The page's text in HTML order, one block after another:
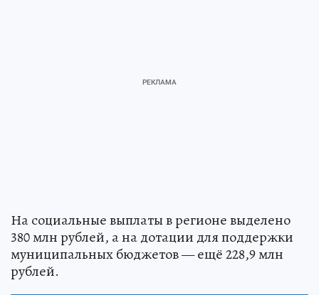
На социальные выплаты в регионе выделено
380 млн рублей, а на дотации для поддержки
муниципальных бюджетов — ещё 228,9 млн
рублей.